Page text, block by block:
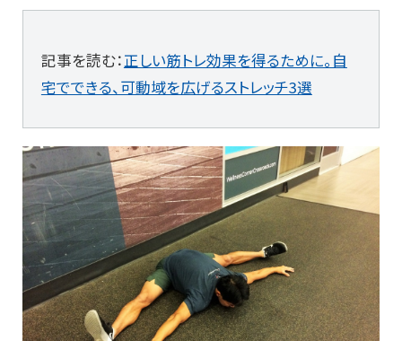
記事を読む：正しい筋トレ効果を得るために。自
宅でできる、可動域を広げるストレッチ3選